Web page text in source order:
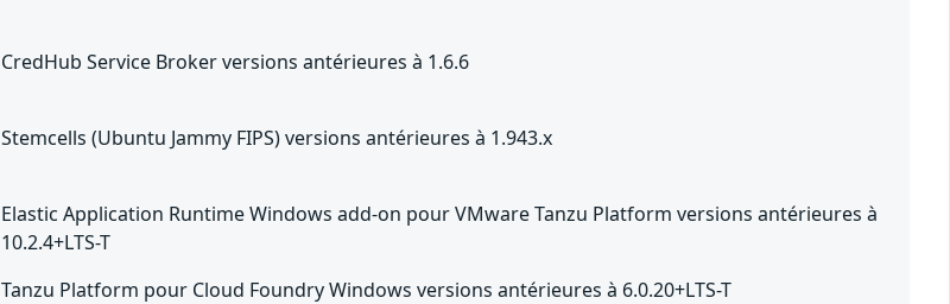
CredHub Service Broker versions antérieures à 1.6.6
Stemcells (Ubuntu Jammy FIPS) versions antérieures à 1.943.x
Elastic Application Runtime Windows add-on pour VMware Tanzu Platform versions antérieures à
10.2.4+LTS-T
Tanzu Platform pour Cloud Foundry Windows versions antérieures à 6.0.20+LTS-T